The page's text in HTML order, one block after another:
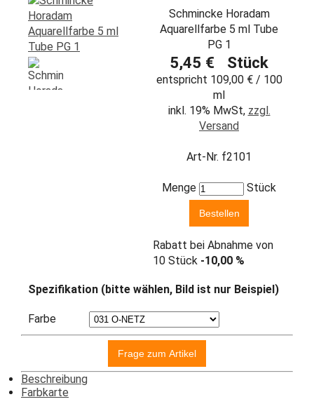
Schmincke Horadam
Aquarellfarbe 5 ml Tube
PG 1
5,45 € Stück
entspricht 109,00 € / 100
ml
inkl. 19% MwSt, zzgl.
Versand
Art-Nr. f2101
Menge Stück
Rabatt bei Abnahme von
10 Stück -10,00 %
Spezifikation (bitte wählen, Bild ist nur Beispiel)
Farbe
Beschreibung
Farbkarte